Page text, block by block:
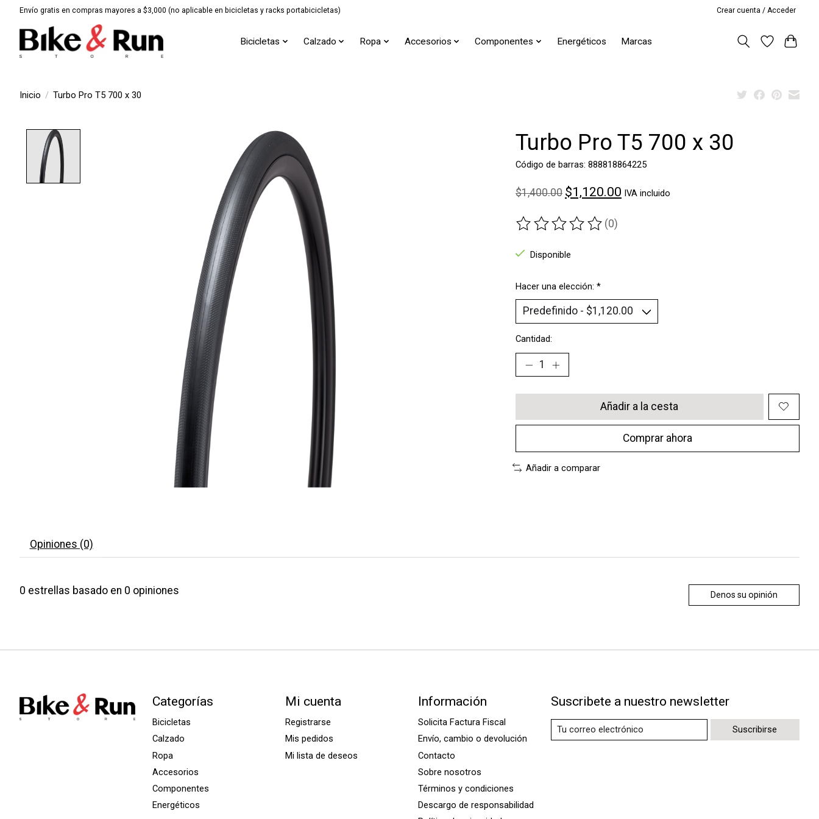
Envío gratis en compras mayores a $3,000 (no aplicable en bicicletas y racks portabicicletas) Crear cuenta / Acceder
Bicicletas Calzado Ropa Accesorios Componentes Energéticos Marcas
Inicio / Turbo Pro T5 700 x 30
Turbo Pro T5 700 x 30
Código de barras: 888818864225
$1,400.00 $1,120.00 IVA incluido
The rating of this product is
(0)
Disponible
Hacer una elección: *
Cantidad:
Añadir a la cesta
Comprar ahora
Añadir a comparar
Opiniones (0)
0 estrellas basado en 0 opiniones Denos su opinión
Categorías
Bicicletas
Calzado
Ropa
Accesorios
Componentes
Energéticos
Mi cuenta
Registrarse
Mis pedidos
Mi lista de deseos
Información
Solicita Factura Fiscal
Envío, cambio o devolución
Contacto
Sobre nosotros
Términos y condiciones
Descargo de responsabilidad
Suscribete a nuestro newsletter
Suscribirse